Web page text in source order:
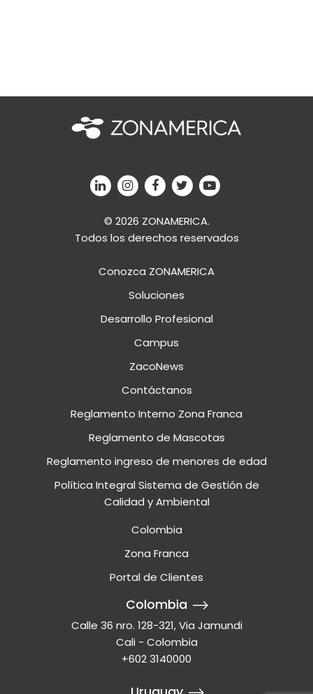
© 2026 ZONAMERICA.
Todos los derechos reservados
Conozca ZONAMERICA
Soluciones
Desarrollo Profesional
Campus
ZacoNews
Contáctanos
Reglamento Interno Zona Franca
Reglamento de Mascotas
Reglamento ingreso de menores de edad
Política Integral Sistema de Gestión de
Calidad y Ambiental
Colombia
Zona Franca
Portal de Clientes
Colombia
Calle 36 nro. 128-321, Via Jamundi
Cali - Colombia
+602 3140000